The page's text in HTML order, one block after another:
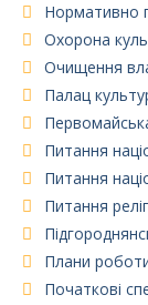
Нормативно
Охорона
Очищення
Палац
Питання
Питання
Питання
Плани
Початкові